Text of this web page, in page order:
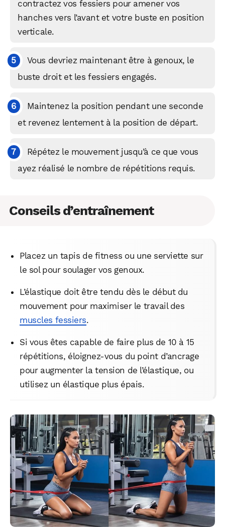
contractez vos fessiers pour amener vos
hanches vers l’avant et votre buste en position
verticale.
Vous devriez maintenant être à genoux, le
buste droit et les fessiers engagés.
Maintenez la position pendant une seconde
et revenez lentement à la position de départ.
Répétez le mouvement jusqu’à ce que vous
ayez réalisé le nombre de répétitions requis.
Conseils d’entraînement
Placez un tapis de fitness ou une serviette sur
le sol pour soulager vos genoux.
L’élastique doit être tendu dès le début du
mouvement pour maximiser le travail des
muscles fessiers.
Si vous êtes capable de faire plus de 10 à 15
répétitions, éloignez-vous du point d’ancrage
pour augmenter la tension de l’élastique, ou
utilisez un élastique plus épais.